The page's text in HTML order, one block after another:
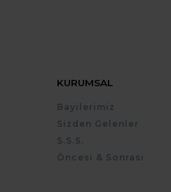
KURUMSAL
Bayilerimiz
Sizden Gelenler
S.S.S.
Öncesi & Sonrası